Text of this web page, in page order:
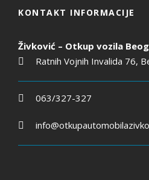
KONTAKT INFORMACIJE
Živković – Otkup vozila
Ratnih Vojnih Invalida 76,
063/327-327